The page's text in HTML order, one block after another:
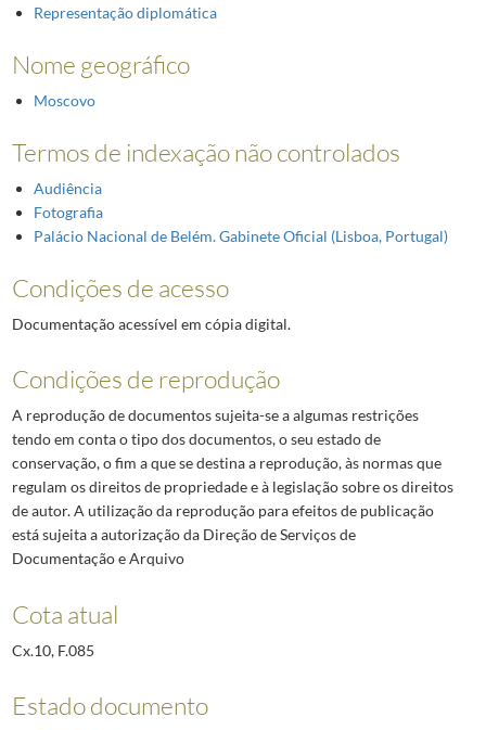
Representação diplomática
Nome geográfico
Moscovo
Termos de indexação não controlados
Audiência
Fotografia
Palácio Nacional de Belém. Gabinete Oficial (Lisboa, Portugal)
Condições de acesso
Documentação acessível em cópia digital.
Condições de reprodução
A reprodução de documentos sujeita-se a algumas restrições
tendo em conta o tipo dos documentos, o seu estado de
conservação, o fim a que se destina a reprodução, às normas que
regulam os direitos de propriedade e à legislação sobre os direitos
de autor. A utilização da reprodução para efeitos de publicação
está sujeita a autorização da Direção de Serviços de
Documentação e Arquivo
Cota atual
Cx.10, F.085
Estado documento